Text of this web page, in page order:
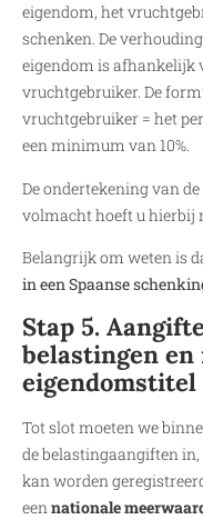
eigendom, het
schenken. De
eigendom is afhankelijk
vruchtgebruiker. De
vruchtgebruiker = het
een minimum van 10%.
De ondertekening van
volmacht hoeft u hierbij
Belangrijk om weten is
in een Spaanse
Stap 5.
belastingen
eigendomstitel
Tot slot moeten we
de belastingaangiften
kan worden
eennationale